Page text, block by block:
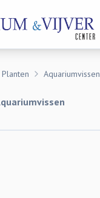
Aquariumvissen